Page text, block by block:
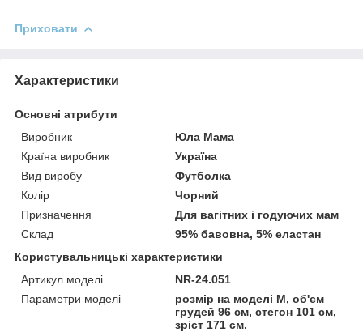
Приховати
Характеристики
Основні атрибути
Виробник
Юла Мама
Країна виробник
Україна
Вид виробу
Футболка
Колір
Чорний
Призначення
Для вагітних і годуючих мам
Склад
95% бавовна, 5% еластан
Користувальницькі характеристики
Артикул моделі
NR-24.051
Параметри моделі
розмір на моделі М, об'єм
грудей 96 см, стегон 101 см,
зріст 171 см.